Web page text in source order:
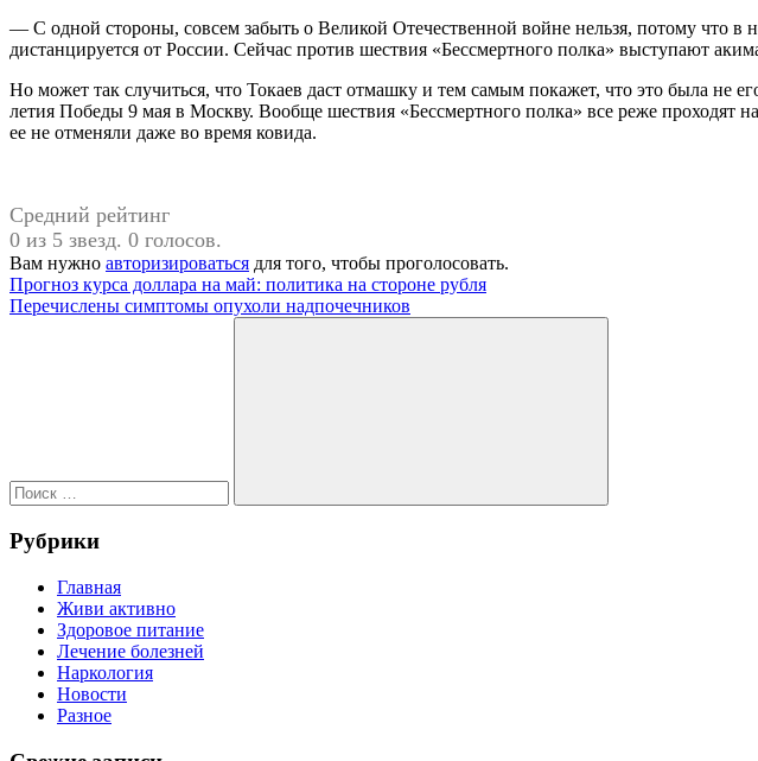
— С одной стороны, совсем забыть о Великой Отечественной войне нельзя, потому что в
дистанцируется от России. Сейчас против шествия «Бессмертного полка» выступают
Но может так случиться, что Токаев даст отмашку и тем самым покажет, что это была не
летия Победы 9 мая в Москву. Вообще шествия «Бессмертного полка» все реже проходят
ее не отменяли даже во время ковида.
Средний рейтинг
0 из 5 звезд. 0 голосов.
Вам нужно авторизироваться для того, чтобы проголосовать.
#Бессмертный
полк
Навигация
по
Предыдущая
запись:
Прогноз курса доллара на май: политика на стороне рубля
Следующая
Перечислены симптомы опухоли надпочечников
Поиск
Рубрики
Главная
Живи активно
Здоровое питание
Лечение болезней
Наркология
Новости
Разное